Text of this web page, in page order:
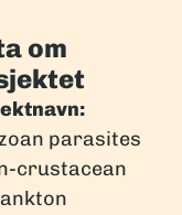
om
parasites
crustacean